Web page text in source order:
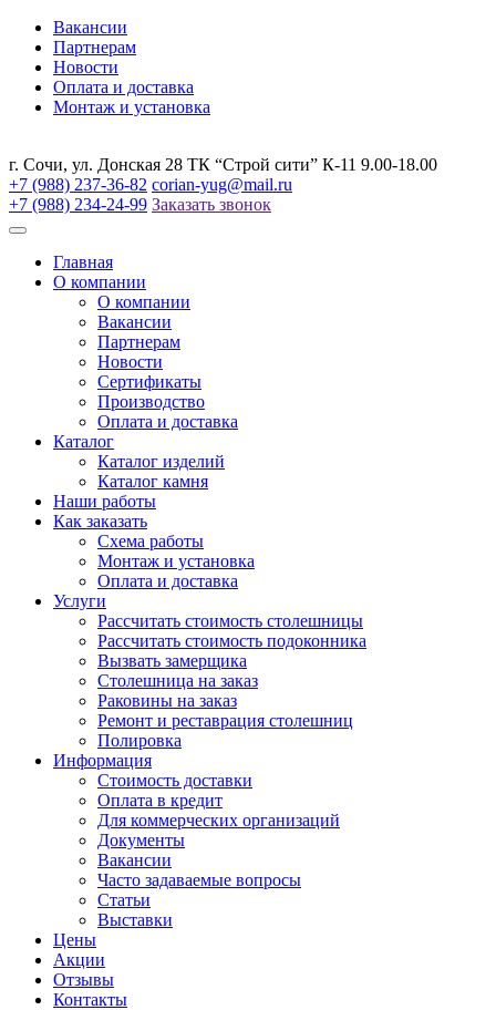
Вакансии
Партнерам
Новости
Оплата и доставка
Монтаж и установка
г. Сочи, ул. Донская 28 ТК “Строй сити” К-11 9.00-18.00
+7 (988) 237-36-82 corian-yug@mail.ru
+7 (988) 234-24-99 Заказать звонок
Главная
О компании
О компании
Вакансии
Партнерам
Новости
Сертификаты
Производство
Оплата и доставка
Каталог
Каталог изделий
Каталог камня
Наши работы
Как заказать
Схема работы
Монтаж и установка
Оплата и доставка
Услуги
Рассчитать стоимость столешницы
Рассчитать стоимость подоконника
Вызвать замерщика
Столешница на заказ
Раковины на заказ
Ремонт и реставрация столешниц
Полировка
Информация
Стоимость доставки
Оплата в кредит
Для коммерческих организаций
Документы
Вакансии
Часто задаваемые вопросы
Статьи
Выставки
Цены
Акции
Отзывы
Контакты